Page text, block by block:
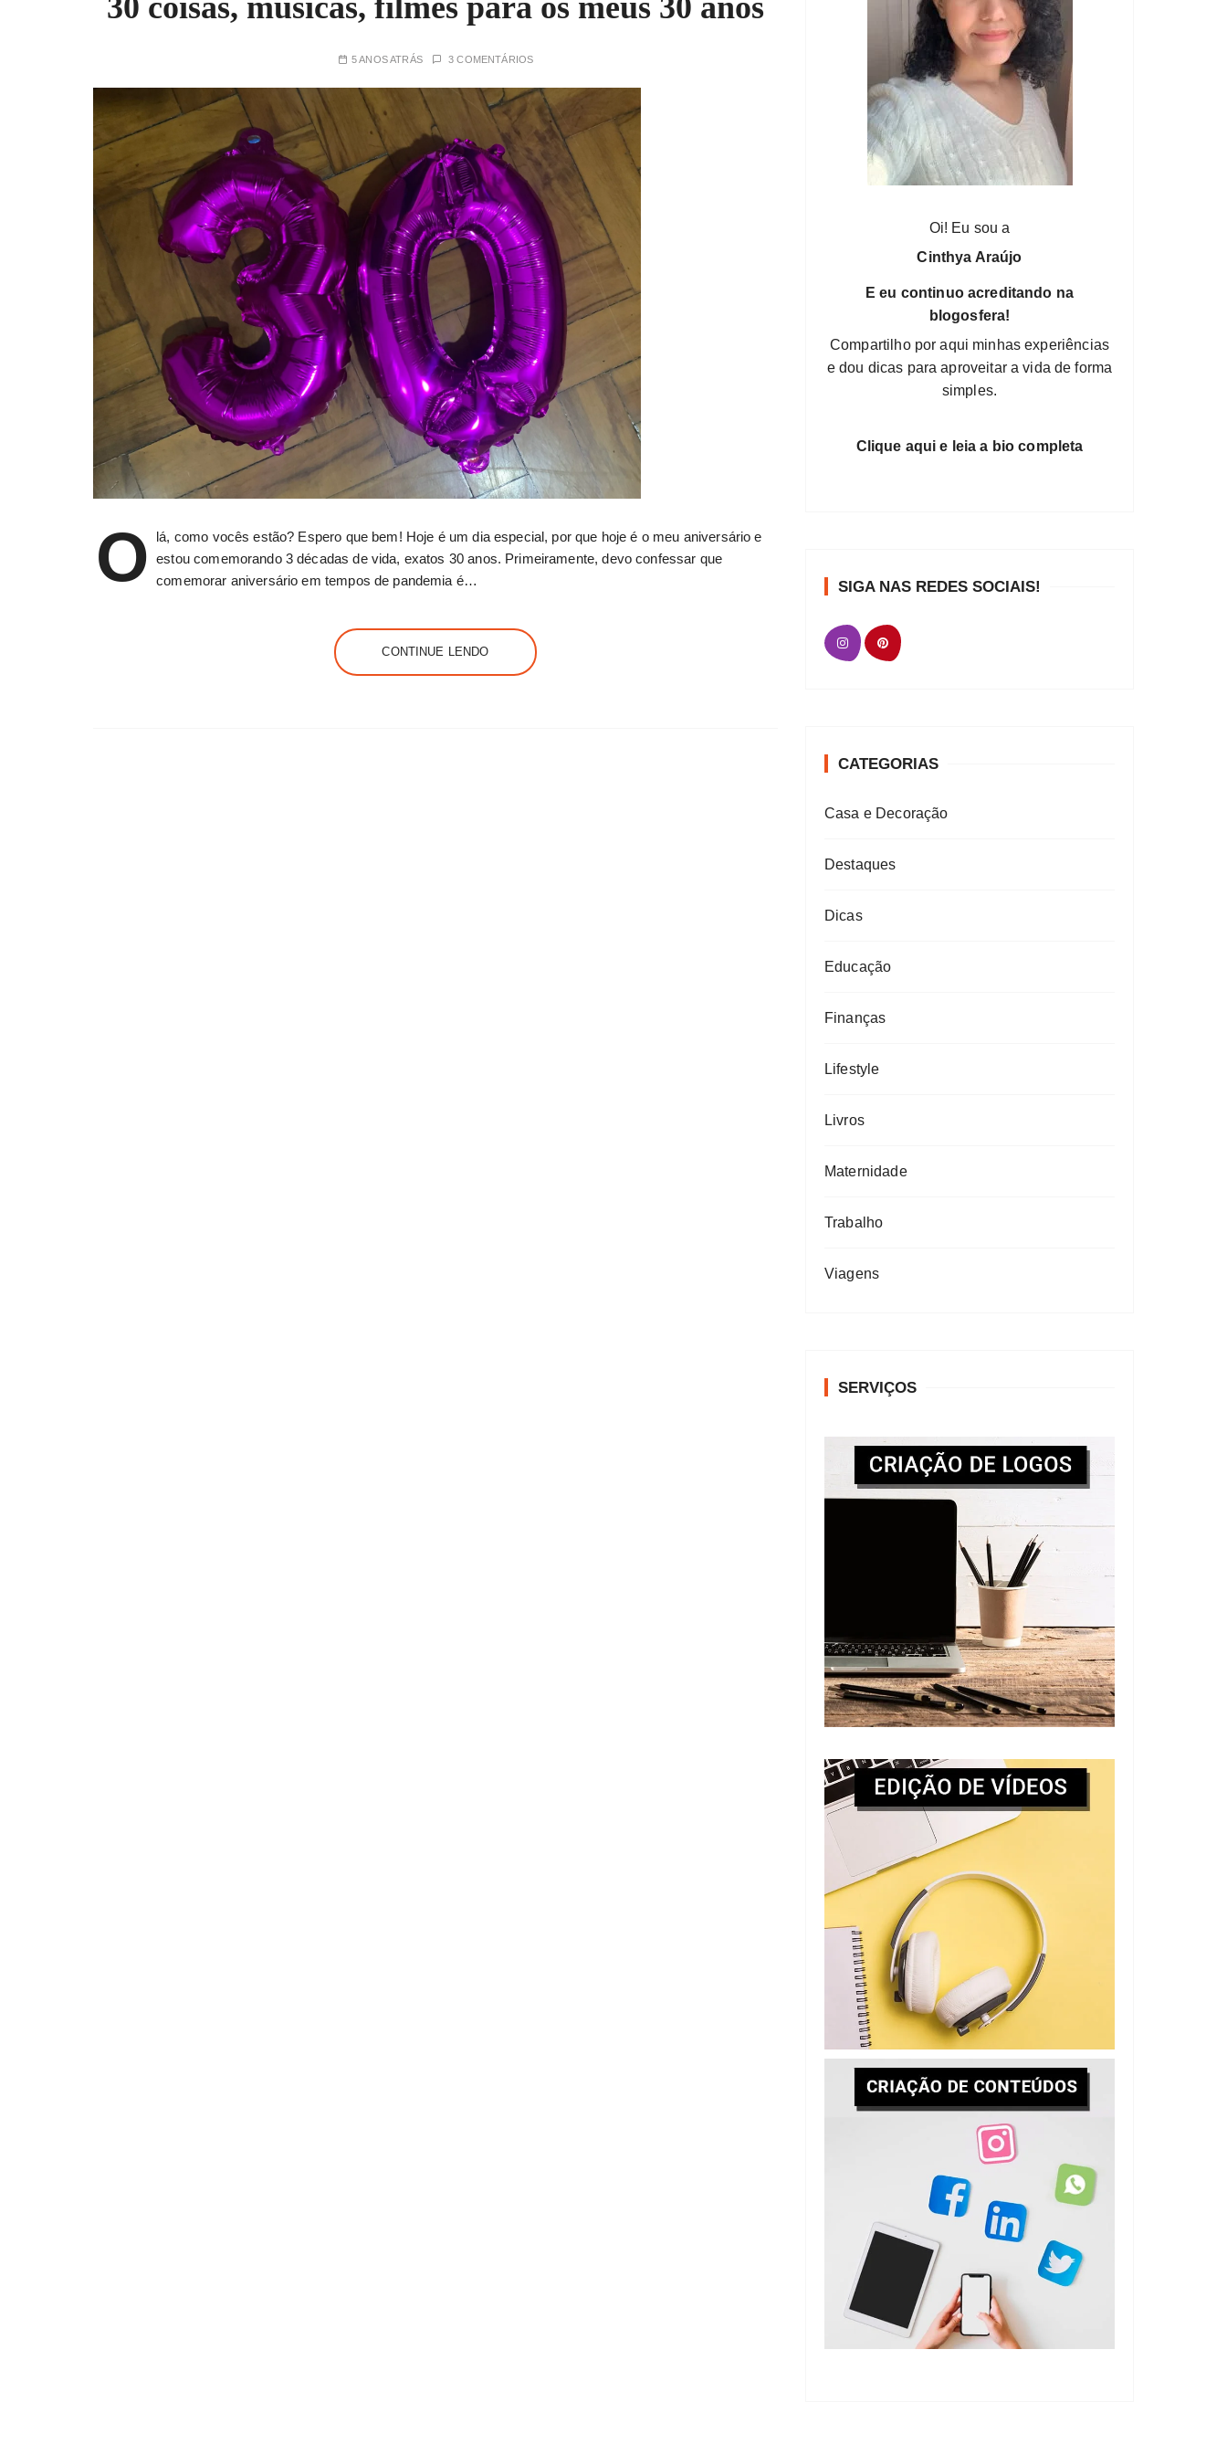
30 coisas, músicas, filmes para os meus 30 anos
5 ANOS ATRÁS 3 COMENTÁRIOS
O
lá, como vocês estão? Espero que bem! Hoje é um dia especial, por que hoje é o meu aniversário e
estou comemorando 3 décadas de vida, exatos 30 anos. Primeiramente, devo confessar que
comemorar aniversário em tempos de pandemia é…
CONTINUE LENDO
Oi! Eu sou a
Cinthya Araújo
E eu continuo acreditando na
blogosfera!
Compartilho por aqui minhas experiências
e dou dicas para aproveitar a vida de forma
simples.
Clique aqui e leia a bio completa
SIGA NAS REDES SOCIAIS!
CATEGORIAS
Casa e Decoração
Destaques
Dicas
Educação
Finanças
Lifestyle
Livros
Maternidade
Trabalho
Viagens
SERVIÇOS